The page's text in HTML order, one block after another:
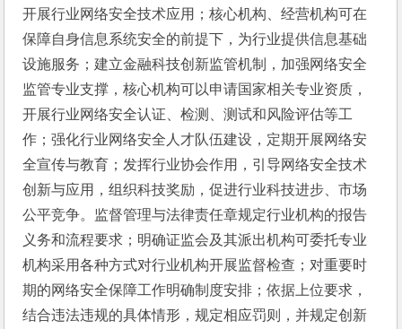
开展行业网络安全技术应用；核心机构、经营机构可在
保障自身信息系统安全的前提下，为行业提供信息基础
设施服务；建立金融科技创新监管机制，加强网络安全
监管专业支撑，核心机构可以申请国家相关专业资质，
开展行业网络安全认证、检测、测试和风险评估等工
作；强化行业网络安全人才队伍建设，定期开展网络安
全宣传与教育；发挥行业协会作用，引导网络安全技术
创新与应用，组织科技奖励，促进行业科技进步、市场
公平竞争。监督管理与法律责任章规定行业机构的报告
义务和流程要求；明确证监会及其派出机构可委托专业
机构采用各种方式对行业机构开展监督检查；对重要时
期的网络安全保障工作明确制度安排；依据上位要求，
结合违法违规的具体情形，规定相应罚则，并规定创新